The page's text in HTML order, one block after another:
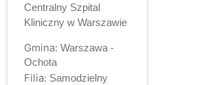
Centralny Szpital
Kliniczny w Warszawie
Gmina: Warszawa -
Ochota
Filia: Samodzielny